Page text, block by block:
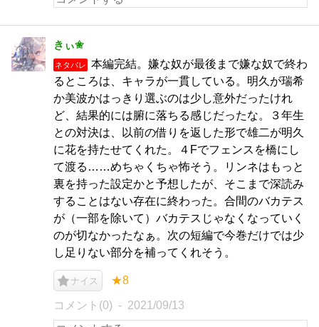
きぃ✬
ネタバレ
本編完結。嫌な奴が最後まで嫌な奴で終わ
るところは、キャラが一貫している。明久が瑞希
か美波かはっきり選ぶのは少し意外だったけれ
ど、結果的には腑に落ちる感じだったな。３年生
との対決は、以前の借りを返した形で雄二が明久
に花を持たせてくれた。４Fでフェンスを橋にし
て渡る……めちゃくちゃ怖そう。リンネはもっと
裏を持った設定かと予想したが、そこまで深読み
することはない存在に終わった。合間のバカテス
が（一部を除いて）バカテスじゃなくなっていく
のが切なかったなぁ。次の短編で今巻だけでは少
し足りない部分を補ってくれそう。
ナイス ★8
コメント(0) 2021/09/13